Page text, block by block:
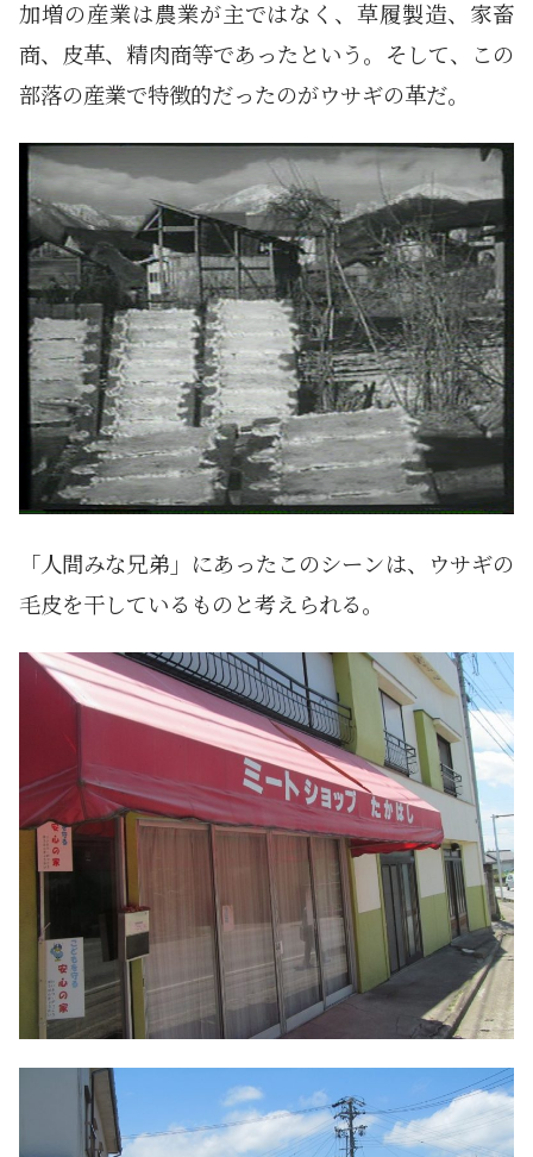
加増の産業は農業が主ではなく、草履製造、家畜
商、皮革、精肉商等であったという。そして、この
部落の産業で特徴的だったのがウサギの革だ。
「人間みな兄弟」にあったこのシーンは、ウサギの
毛皮を干しているものと考えられる。